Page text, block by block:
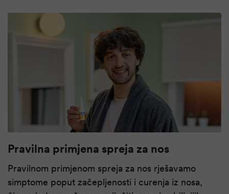
Pravilna primjena spreja za nos
Pravilnom primjenom spreja za nos rješavamo
simptome poput začepljenosti i curenja iz nosa,